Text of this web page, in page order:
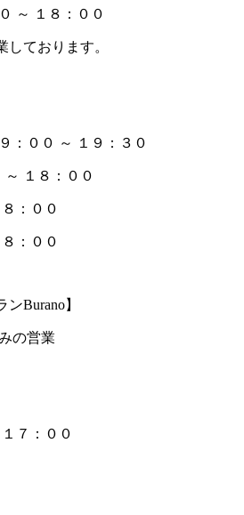
～ １８：００
ております。
：００ ～ １９：３０
１８：００
：００
：００
Burano】
の営業
７：００